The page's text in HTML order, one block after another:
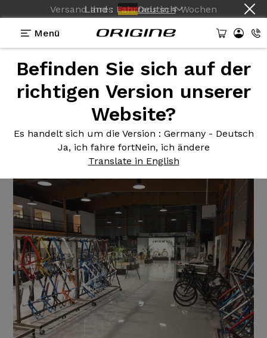
Land : Deutsch
Menü
Befinden Sie sich auf der
richtigen Version unserer
Website?
Es handelt sich um die Version : Germany - Deutsch
Ja, ich fahre fortNein, ich ändere
Translate in English
Nachrichten Herkunft>Tage der offenen Tür am 7.
offenen Tür am 7.
und 8. Juni